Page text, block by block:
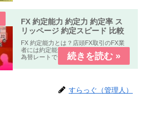
FX 約定能力 約定力 約定率 ス
リッページ 約定スピード 比較
FX 約定能力とは？店頭FX取引のFX業
者には約定能力の高いFX業者指定した
為替レートできちんと約定する。約定
能力の低いFX業者指定した為替レート
定能力 比較 まとめFX...
すらっぐ（管理人）